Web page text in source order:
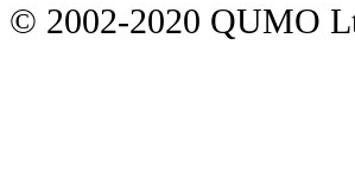
© 2002-2020 QUMO